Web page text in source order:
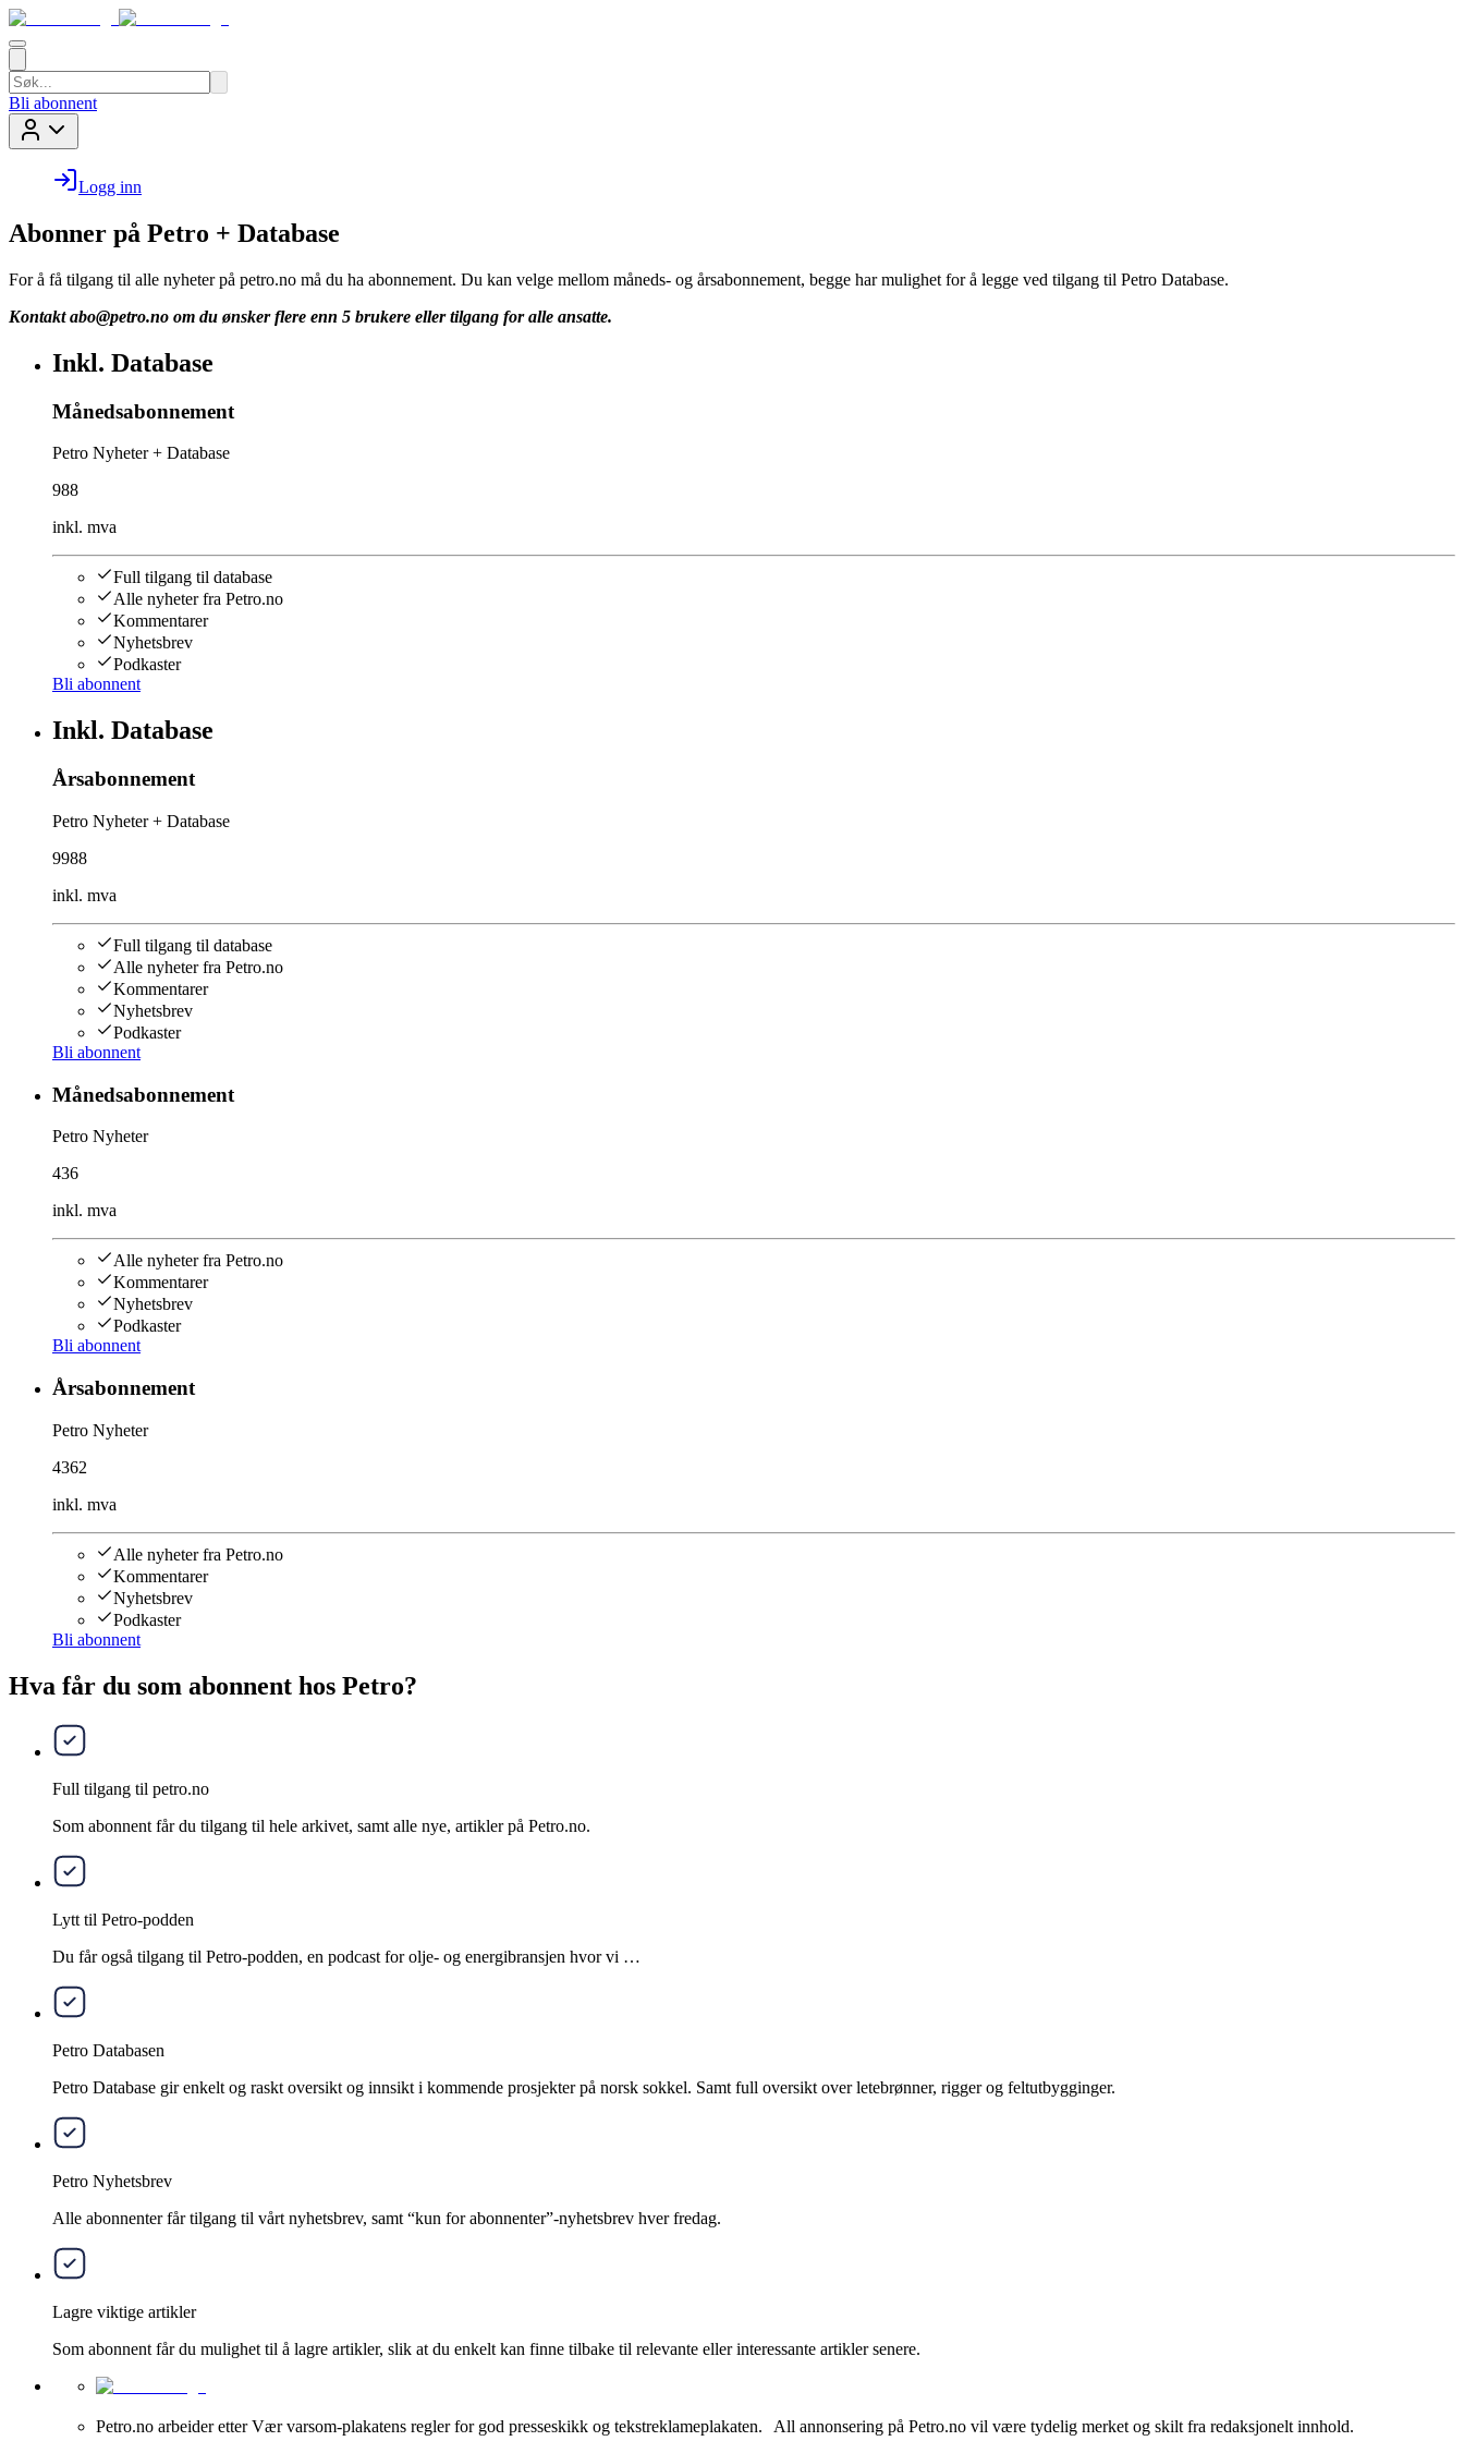
Bli abonnent
Logg inn
Abonner på Petro + Database
For å få tilgang til alle nyheter på petro.no må du ha abonnement. Du kan velge mellom måneds- og årsabonnement, begge har mulighet for å legge ved tilgang til Petro Database.
Kontakt abo@petro.no om du ønsker flere enn 5 brukere eller tilgang for alle ansatte.
Inkl. Database
Månedsabonnement
Petro Nyheter + Database
988
inkl. mva
Full tilgang til database
Alle nyheter fra Petro.no
Kommentarer
Nyhetsbrev
Podkaster
Bli abonnent
Inkl. Database
Årsabonnement
Petro Nyheter + Database
9988
inkl. mva
Full tilgang til database
Alle nyheter fra Petro.no
Kommentarer
Nyhetsbrev
Podkaster
Bli abonnent
Månedsabonnement
Petro Nyheter
436
inkl. mva
Alle nyheter fra Petro.no
Kommentarer
Nyhetsbrev
Podkaster
Bli abonnent
Årsabonnement
Petro Nyheter
4362
inkl. mva
Alle nyheter fra Petro.no
Kommentarer
Nyhetsbrev
Podkaster
Bli abonnent
Hva får du som abonnent hos Petro?
Full tilgang til petro.no
Som abonnent får du tilgang til hele arkivet, samt alle nye, artikler på Petro.no.
Lytt til Petro-podden
Du får også tilgang til Petro-podden, en podcast for olje- og energibransjen hvor vi …
Petro Databasen
Petro Database gir enkelt og raskt oversikt og innsikt i kommende prosjekter på norsk sokkel. Samt full oversikt over letebrønner, rigger og feltutbygginger.
Petro Nyhetsbrev
Alle abonnenter får tilgang til vårt nyhetsbrev, samt “kun for abonnenter”-nyhetsbrev hver fredag.
Lagre viktige artikler
Som abonnent får du mulighet til å lagre artikler, slik at du enkelt kan finne tilbake til relevante eller interessante artikler senere.
Petro.no arbeider etter Vær varsom-plakatens regler for god presseskikk og tekstreklameplakaten. All annonsering på Petro.no vil være tydelig merket og skilt fra redaksjonelt innhold.